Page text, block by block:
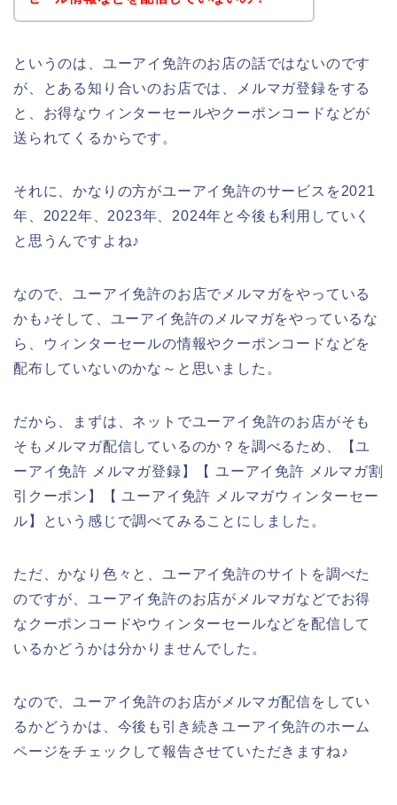
というのは、ユーアイ免許のお店の話ではないのです
が、とある知り合いのお店では、メルマガ登録をする
と、お得なウィンターセールやクーポンコードなどが
送られてくるからです。
それに、かなりの方がユーアイ免許のサービスを2021
年、2022年、2023年、2024年と今後も利用していく
と思うんですよね♪
なので、ユーアイ免許のお店でメルマガをやっている
かも♪そして、ユーアイ免許のメルマガをやっているな
ら、ウィンターセールの情報やクーポンコードなどを
配布していないのかな～と思いました。
だから、まずは、ネットでユーアイ免許のお店がそも
そもメルマガ配信しているのか？を調べるため、【ユ
ーアイ免許 メルマガ登録】【 ユーアイ免許 メルマガ割
引クーポン】【 ユーアイ免許 メルマガウィンターセー
ル】という感じで調べてみることにしました。
ただ、かなり色々と、ユーアイ免許のサイトを調べた
のですが、ユーアイ免許のお店がメルマガなどでお得
なクーポンコードやウィンターセールなどを配信して
いるかどうかは分かりませんでした。
なので、ユーアイ免許のお店がメルマガ配信をしてい
るかどうかは、今後も引き続きユーアイ免許のホーム
ページをチェックして報告させていただきますね♪